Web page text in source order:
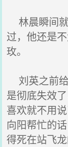
林晨瞬间
过，他还是
玫。
刘英之前
是彻底失效
喜欢就不用
向阳帮忙的
得死在站飞龙